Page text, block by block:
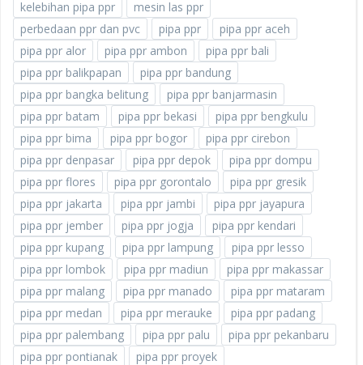
kelebihan pipa ppr
mesin las ppr
perbedaan ppr dan pvc
pipa ppr
pipa ppr aceh
pipa ppr alor
pipa ppr ambon
pipa ppr bali
pipa ppr balikpapan
pipa ppr bandung
pipa ppr bangka belitung
pipa ppr banjarmasin
pipa ppr batam
pipa ppr bekasi
pipa ppr bengkulu
pipa ppr bima
pipa ppr bogor
pipa ppr cirebon
pipa ppr denpasar
pipa ppr depok
pipa ppr dompu
pipa ppr flores
pipa ppr gorontalo
pipa ppr gresik
pipa ppr jakarta
pipa ppr jambi
pipa ppr jayapura
pipa ppr jember
pipa ppr jogja
pipa ppr kendari
pipa ppr kupang
pipa ppr lampung
pipa ppr lesso
pipa ppr lombok
pipa ppr madiun
pipa ppr makassar
pipa ppr malang
pipa ppr manado
pipa ppr mataram
pipa ppr medan
pipa ppr merauke
pipa ppr padang
pipa ppr palembang
pipa ppr palu
pipa ppr pekanbaru
pipa ppr pontianak
pipa ppr proyek